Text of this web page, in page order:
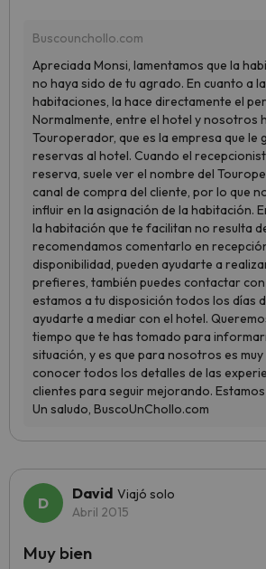
David Viajó solo
Abril 2015
Muy bien